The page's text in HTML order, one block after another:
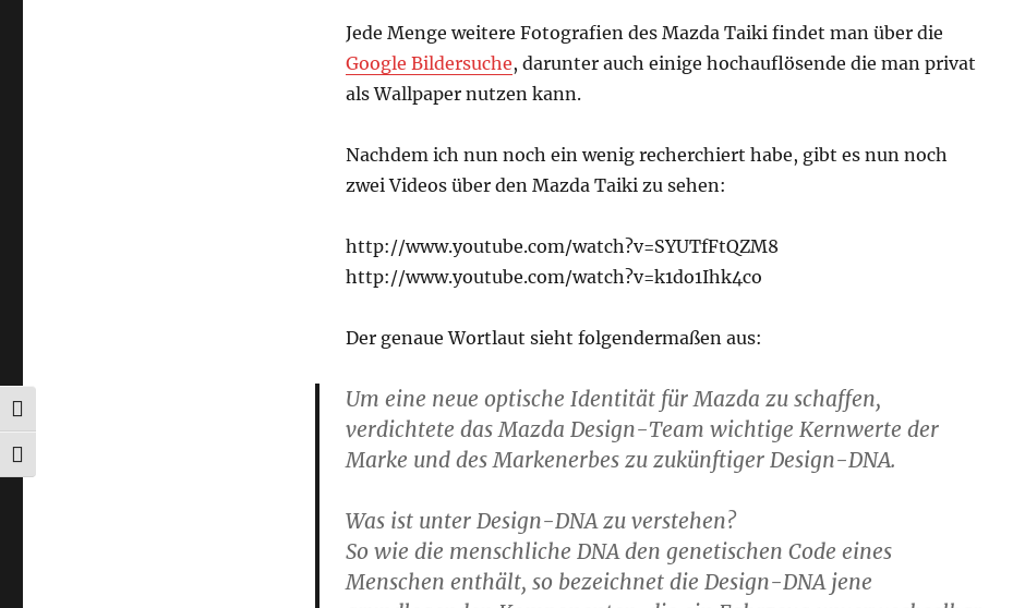
UMSCHALTEN AUF HOHE KONTRASTE
SCHRIFT VERGRÖSSERN
Jede Menge weitere Fotografien des Mazda Taiki findet man über die
Google Bildersuche, darunter auch einige hochauflösende die man privat
als Wallpaper nutzen kann.
Nachdem ich nun noch ein wenig recherchiert habe, gibt es nun noch
zwei Videos über den Mazda Taiki zu sehen:
http://www.youtube.com/watch?v=SYUTfFtQZM8
http://www.youtube.com/watch?v=k1do1Ihk4co
Der genaue Wortlaut sieht folgendermaßen aus:
Um eine neue optische Identität für Mazda zu schaffen,
verdichtete das Mazda Design-Team wichtige Kernwerte der
Marke und des Markenerbes zu zukünftiger Design-DNA.
Was ist unter Design-DNA zu verstehen?
So wie die menschliche DNA den genetischen Code eines
Menschen enthält, so bezeichnet die Design-DNA jene